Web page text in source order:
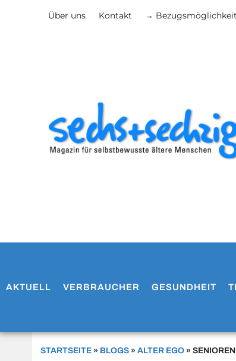
Über uns Kontakt →
AKTUELL VERBRAUCHER GESUNDHEIT
STARTSEITE » BLOGS »ALTER EGO »